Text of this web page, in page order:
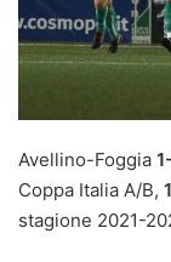
Avellino-Foggia
Coppa Italia A/B, 1
stagione 2021-